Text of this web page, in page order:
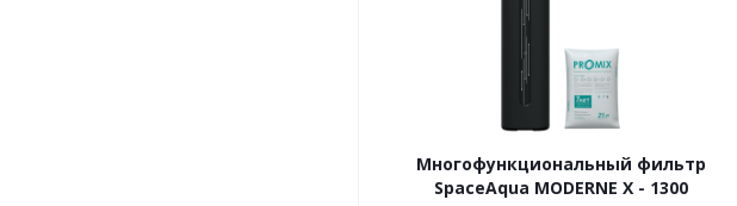
Многофункциональный фильтр
SpaceAqua MODERNE X - 1300